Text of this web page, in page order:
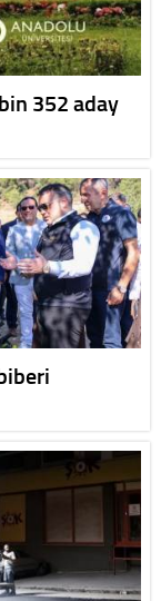
352 aday